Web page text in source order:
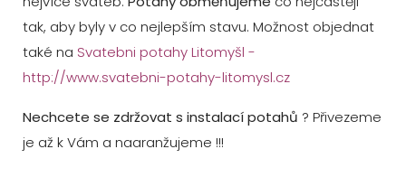
tak, aby byly v co nejlepším stavu. Možnost objednat
také na Svatebni potahy Litomyšl -
http://www.svatebni-potahy-litomysl.cz
Nechcete se zdržovat s instalací potahů ? Přivezeme
je až k Vám a naaranžujeme !!!